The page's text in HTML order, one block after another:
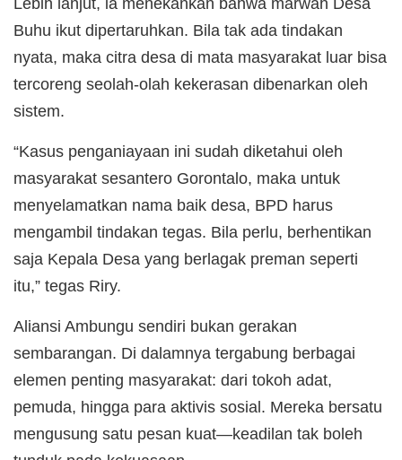
Lebih lanjut, ia menekankan bahwa marwah Desa
Buhu ikut dipertaruhkan. Bila tak ada tindakan
nyata, maka citra desa di mata masyarakat luar bisa
tercoreng seolah-olah kekerasan dibenarkan oleh
sistem.
“Kasus penganiayaan ini sudah diketahui oleh
masyarakat sesantero Gorontalo, maka untuk
menyelamatkan nama baik desa, BPD harus
mengambil tindakan tegas. Bila perlu, berhentikan
saja Kepala Desa yang berlagak preman seperti
itu,” tegas Riry.
Aliansi Ambungu sendiri bukan gerakan
sembarangan. Di dalamnya tergabung berbagai
elemen penting masyarakat: dari tokoh adat,
pemuda, hingga para aktivis sosial. Mereka bersatu
mengusung satu pesan kuat—keadilan tak boleh